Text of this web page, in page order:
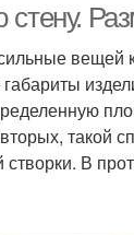
вещей
такой
В